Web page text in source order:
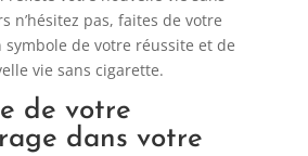
n’hésitez pas, faites de votre
symbole de votre réussite et de
vie sans cigarette.
de votre
dans votre